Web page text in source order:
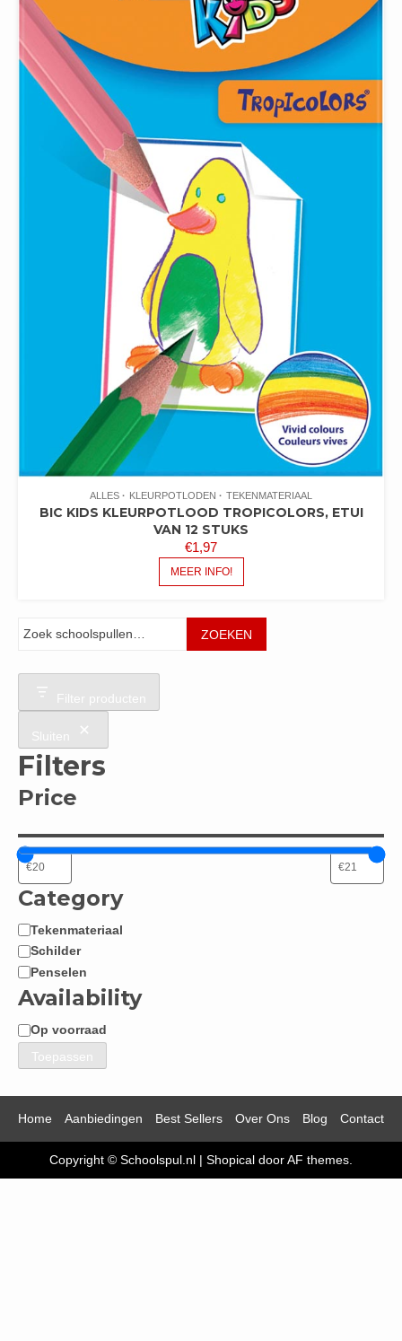
ALLES KLEURPOTLODEN TEKENMATERIAAL
BIC KIDS KLEURPOTLOOD TROPICOLORS, ETUI
VAN 12 STUKS
€1,97
MEER INFO!
ZOEKEN
Filter producten
Sluiten
Filters
Price
Category
Categorie
Tekenmateriaal
Schilder
Penselen
Availability
Beschikbaarheid
Op voorraad
Toepassen
Home Aanbiedingen Best Sellers Over Ons Blog Contact
Copyright © Schoolspul.nl | Shopical door AF themes.